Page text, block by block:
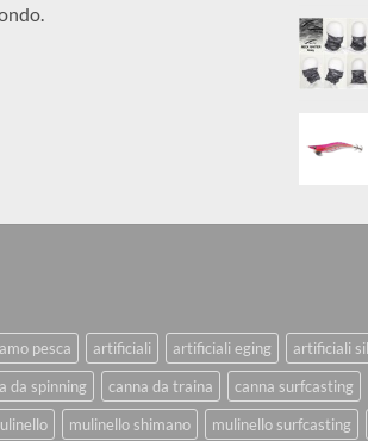
amo pesca artificiali artificiali eging artificiali
da spinning canna da traina canna surfcasting
mulinello shimano mulinello surfcasting